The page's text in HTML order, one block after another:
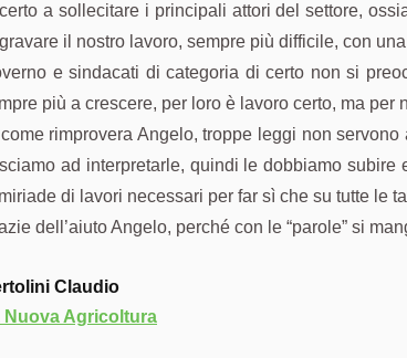
a sollecitare i principali attori del settore,
il nostro lavoro, sempre più difficile, con
e sindacati di categoria di certo non si
più a crescere, per loro è lavoro certo, ma per
rimprovera Angelo, troppe leggi non
ad interpretarle, quindi le dobbiamo
di lavori necessari per far sì che su tutte le
dell’aiuto Angelo, perché con le “parole” si
Claudio
Nuova Agricoltura